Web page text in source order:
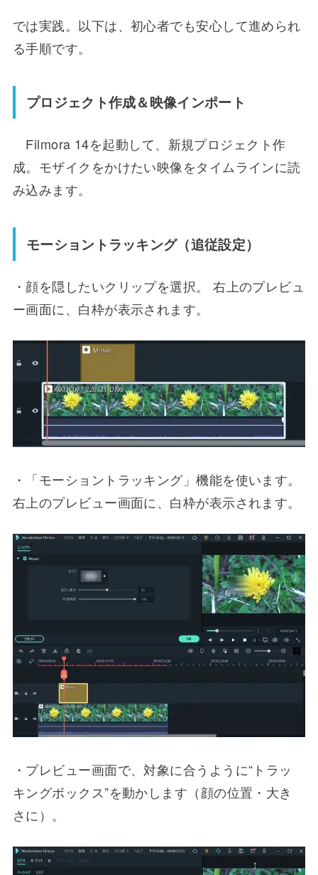
では実践。以下は、初心者でも安心して進められ
る手順です。
プロジェクト作成＆映像インポート
Filmora 14を起動して、新規プロジェクト作
成。モザイクをかけたい映像をタイムラインに読
み込みます。
モーショントラッキング（追従設定）
・顔を隠したいクリップを選択。 右上のプレビュ
ー画面に、白枠が表示されます。
・「モーショントラッキング」機能を使います。
右上のプレビュー画面に、白枠が表示されます。
・プレビュー画面で、対象に合うように“トラッ
キングボックス”を動かします（顔の位置・大き
さに）。